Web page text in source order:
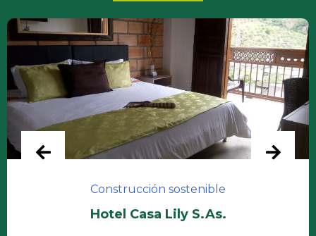
Construcción sostenible
Hotel Casa Lily S.As.